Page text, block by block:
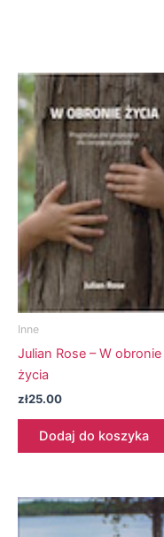
Inne
Julian Rose – W obronie
życia
zł25.00
Dodaj do koszyka